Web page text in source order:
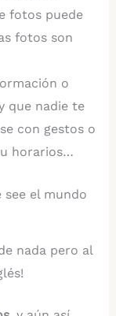
fotos puede
fotos son
o
que nadie te
con gestos o
horarios…
nada pero al